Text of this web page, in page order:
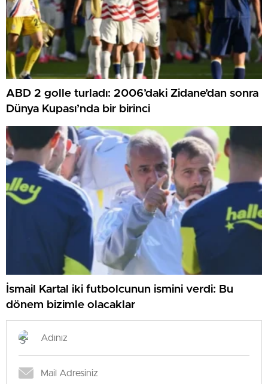
ABD 2 golle turladı: 2006’daki Zidane’dan sonra
Dünya Kupası’nda bir birinci
İsmail Kartal iki futbolcunun ismini verdi: Bu
dönem bizimle olacaklar